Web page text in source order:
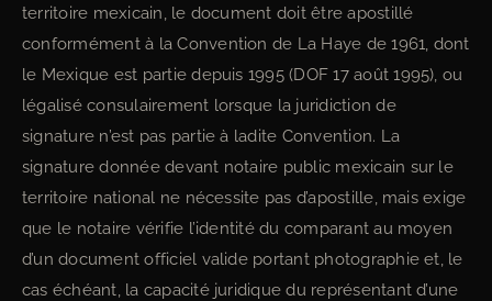
territoire mexicain, le document doit être apostillé
conformément à la Convention de La Haye de 1961, dont
le Mexique est partie depuis 1995 (DOF 17 août 1995), ou
légalisé consulairement lorsque la juridiction de
signature n’est pas partie à ladite Convention. La
signature donnée devant notaire public mexicain sur le
territoire national ne nécessite pas d’apostille, mais exige
que le notaire vérifie l’identité du comparant au moyen
d’un document officiel valide portant photographie et, le
cas échéant, la capacité juridique du représentant d’une